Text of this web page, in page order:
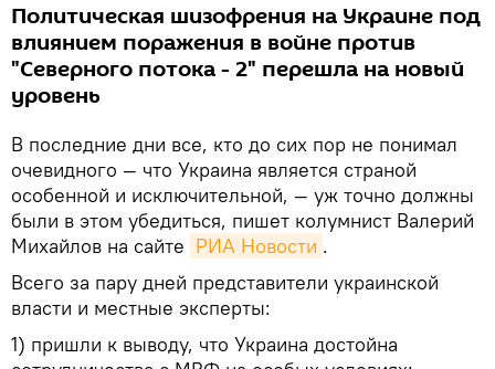
Политическая шизофрения на Украине под
влиянием поражения в войне против
"Северного потока - 2" перешла на новый
уровень
В последние дни все, кто до сих пор не понимал
очевидного — что Украина является страной
особенной и исключительной, — уж точно должны
были в этом убедиться, пишет колумнист Валерий
Михайлов на сайте РИА Новости .
Всего за пару дней представители украинской
власти и местные эксперты:
1) пришли к выводу, что Украина достойна